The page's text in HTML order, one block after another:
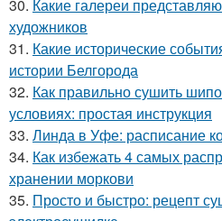
30. Какие галереи
художников
31. Какие исторические
истории Белгорода
32. Как правильно сушить
условиях: простая инструкция
33. Линда в Уфе: расписание
34. Как избежать 4 самых
хранении моркови
35. Просто и быстро: рецепт